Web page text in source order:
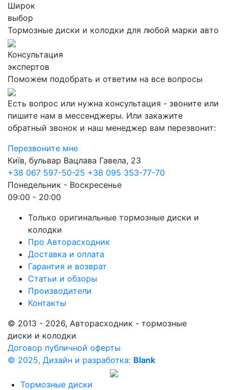
Широк
выбор
Тормозные диски и колодки для любой марки авто
Консультация
экспертов
Поможем подобрать и ответим на все вопросы
Есть вопрос или нужна консультация - звоните или
пишите нам в мессенджеры. Или закажите
обратный звонок и наш менеджер вам перезвонит:
Перезвоните мне
Київ, бульвар Вацлава Гавела, 23
+38 067 597-50-25 +38 095 353-77-70
Понедельник - Воскресенье
09:00 - 20:00
Только оригинальные тормозные диски и
колодки
Про Авторасходник
Доставка и оплата
Гарантия и возврат
Статьи и обзоры
Производители
Контакты
© 2013 - 2026, Авторасходник - тормозные
диски и колодки
Договор публичной оферты
© 2025, Дизайн и разработка: Blank
Тормозные диски